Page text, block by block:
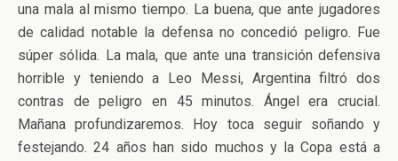
una mala al mismo tiempo. La buena, que ante jugadores
de calidad notable la defensa no concedió peligro. Fue
súper sólida. La mala, que ante una transición defensiva
horrible y teniendo a Leo Messi, Argentina filtró dos
contras de peligro en 45 minutos. Ángel era crucial.
Mañana profundizaremos. Hoy toca seguir soñando y
festejando. 24 años han sido muchos y la Copa está a